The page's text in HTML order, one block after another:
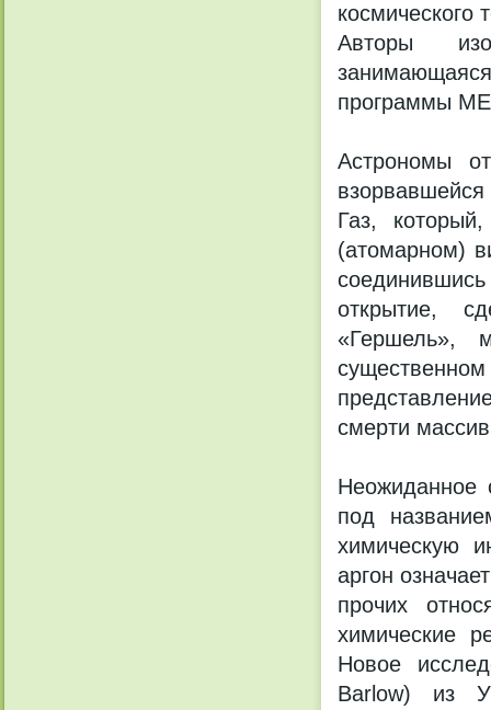
космического
Авторы
программы
Астрономы
Газ,
(атомарном)
открытие,
«Гершель»,
смерти
Неожиданное
под
химическую
аргон
прочих
химические
Новое
Barlow) из